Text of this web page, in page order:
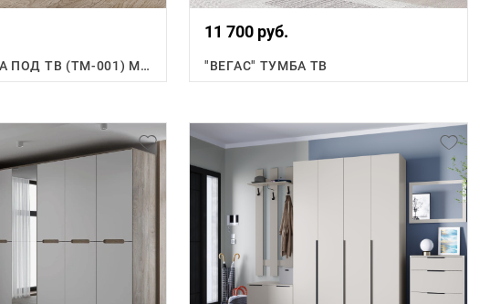
КВЕНТИ ТУМБА ПОД ТВ (ТМ-001) МДФ
11 700 руб.
"ВЕГАС" ТУМБА ТВ